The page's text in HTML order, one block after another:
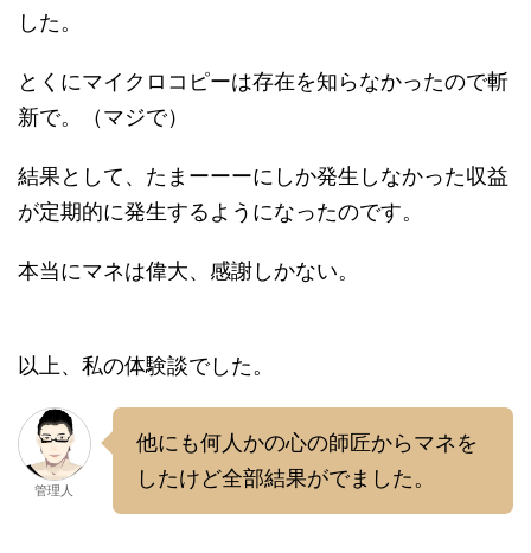
した。
とくにマイクロコピーは存在を知らなかったので斬
新で。（マジで）
結果として、たまーーーにしか発生しなかった収益
が定期的に発生するようになったのです。
本当にマネは偉大、感謝しかない。
以上、私の体験談でした。
管理人
他にも何人かの心の師匠からマネを
したけど全部結果がでました。